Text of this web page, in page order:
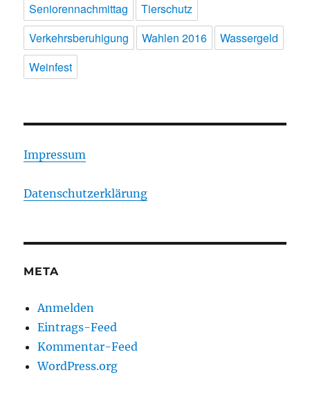
Seniorennachmittag
Tierschutz
Verkehrsberuhigung
Wahlen 2016
Wassergeld
Weinfest
Impressum
Datenschutzerklärung
META
Anmelden
Eintrags-Feed
Kommentar-Feed
WordPress.org